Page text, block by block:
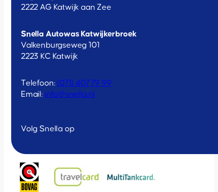
2222 AG Katwijk aan Zee
Snella Autowas Katwijkerbroek
Valkenburgseweg 101
2223 KC Katwijk
Telefoon:(071) 407 79 99
Email: info@snella.nl
Volg Snella op